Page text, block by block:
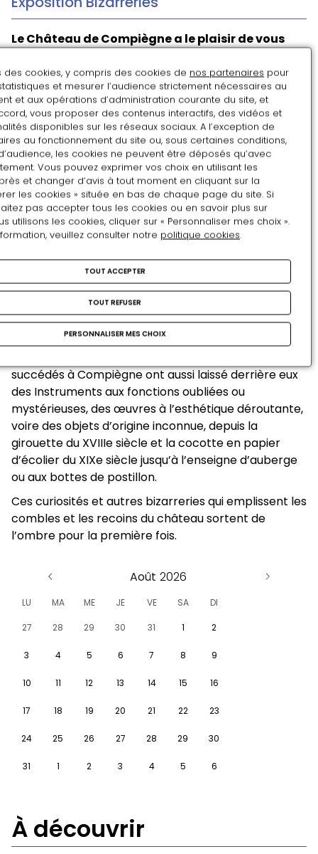
Le Château de Compiègne a le plaisir de vous
Objets insolites des réserves du château de
Compiègne!
Riche de trois cents ans d’histoire, le château de
Compiègne regorge d’objets curieux et insolites
tapis dans ses réserves.
Accumulés au fil du temps, ces objets aux origines,
usages ou modes de fonctionnement les plus variés
témoignent de la vie du château et de ses habitants,
un long fleuve tranquille, la vie d’un château-musée
est sans cesse bousculée par la petite et la grande
Histoire, qui y laissent la marque de leur passage.
Au-delà des chefs-d’œuvre et des beaux meubles
habituellement exposés, courtisans, domestiques,
succédés à Compiègne ont aussi laissé derrière eux
des Instruments aux fonctions oubliées ou
mystérieuses, des œuvres à l’esthétique déroutante,
voire des objets d’origine inconnue, depuis la
girouette du XVIIIe siècle et la cocotte en papier
d’écolier du XIXe siècle jusqu’à l’enseigne d’auberge
ou aux bottes de postillon.
Ces curiosités et autres bizarreries qui emplissent les
combles et les recoins du château sortent de
l’ombre pour la première fois.
Août
LU MA ME JE VE SA DI
27 28 29 30 31 1 2
3 4 5 6 7 8 9
10 11 12 13 14 15 16
17 18 19 20 21 22 23
24 25 26 27 28 29 30
31 1 2 3 4 5 6
À découvrir
des cookies, y compris des cookies de nos partenaires pour
et mesurer l’audience strictement nécessaires au
et aux opérations d’administration courante du site, et
vous proposer des contenus interactifs, des vidéos et
disponibles sur les réseaux sociaux. A l’exception de
au fonctionnement du site ou, sous certaines conditions,
les cookies ne peuvent être déposés qu’avec
Vous pouvez exprimer vos choix en utilisant les
et changer d’avis à tout moment en cliquant sur la
les cookies » située en bas de chaque page du site. Si
pas accepter tous les cookies ou en savoir plus sur
utilisons les cookies, cliquer sur « Personnaliser mes choix ».
veuillez consulter notre politique cookies.
TOUT ACCEPTER
TOUT REFUSER
PERSONNALISER MES CHOIX